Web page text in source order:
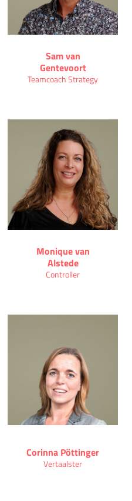
Sam van
Gentevoort
Teamcoach Strategy
Monique van
Alstede
Controller
Corinna Pöttinger
Vertaalster